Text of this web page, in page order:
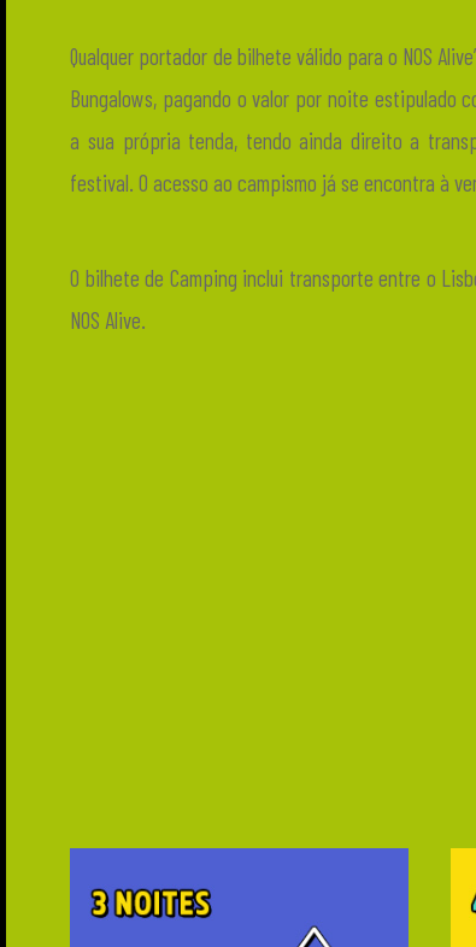
Qualquer portador de bilhete válido para o NOS
Bungalows, pagando o valor por noite estipulado
a sua própria tenda, tendo ainda direito a
festival. O acesso ao campismo já se encontra à
O bilhete de Camping inclui transporte entre o
NOS Alive.